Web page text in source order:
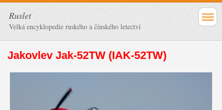
Ruslet
Velká encyklopedie ruského a čínského letectví
Jakovlev Jak-52TW (IAK-52TW)